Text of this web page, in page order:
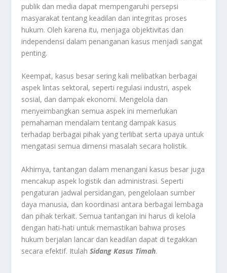
publik dan media dapat mempengaruhi persepsi
masyarakat tentang keadilan dan integritas proses
hukum. Oleh karena itu, menjaga objektivitas dan
independensi dalam penanganan kasus menjadi sangat
penting.
Keempat, kasus besar sering kali melibatkan berbagai
aspek lintas sektoral, seperti regulasi industri, aspek
sosial, dan dampak ekonomi. Mengelola dan
menyeimbangkan semua aspek ini memerlukan
pemahaman mendalam tentang dampak kasus
terhadap berbagai pihak yang terlibat serta upaya untuk
mengatasi semua dimensi masalah secara holistik.
Akhirnya, tantangan dalam menangani kasus besar juga
mencakup aspek logistik dan administrasi. Seperti
pengaturan jadwal persidangan, pengelolaan sumber
daya manusia, dan koordinasi antara berbagai lembaga
dan pihak terkait. Semua tantangan ini harus di kelola
dengan hati-hati untuk memastikan bahwa proses
hukum berjalan lancar dan keadilan dapat di tegakkan
secara efektif. ItulahSidang Kasus Timah.